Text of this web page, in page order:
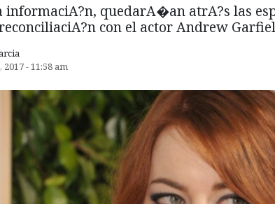
informaciA?n, quedarA�an atrA?s las
con el actor Andrew
- 11:58 am